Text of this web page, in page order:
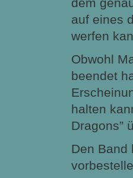
auf eines
werfen
Obwohl
beendet
halten
Dragons”
Den Band